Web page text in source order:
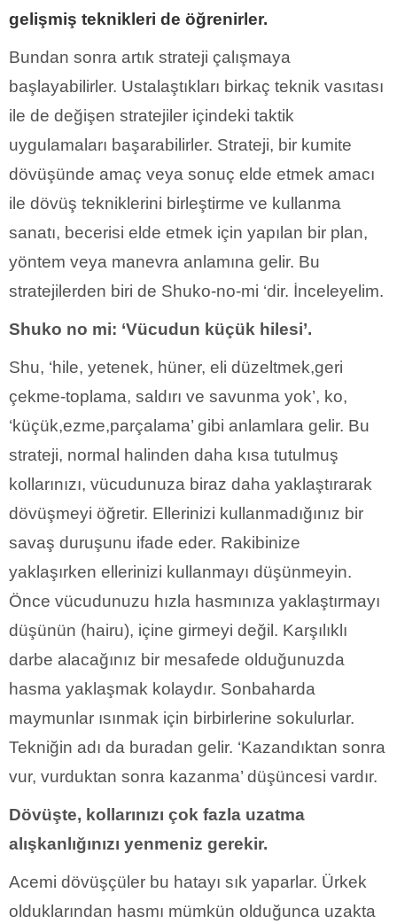
gelişmiş teknikleri de öğrenirler.
Bundan sonra artık strateji çalışmaya
başlayabilirler. Ustalaştıkları birkaç teknik vasıtası
ile de değişen stratejiler içindeki taktik
uygulamaları başarabilirler. Strateji, bir kumite
dövüşünde amaç veya sonuç elde etmek amacı
ile dövüş tekniklerini birleştirme ve kullanma
sanatı, becerisi elde etmek için yapılan bir plan,
yöntem veya manevra anlamına gelir. Bu
stratejilerden biri de Shuko-no-mi ‘dir. İnceleyelim.
Shuko no mi: ‘Vücudun küçük hilesi’.
Shu, ‘hile, yetenek, hüner, eli düzeltmek,geri
çekme-toplama, saldırı ve savunma yok’, ko,
‘küçük,ezme,parçalama’ gibi anlamlara gelir. Bu
strateji, normal halinden daha kısa tutulmuş
kollarınızı, vücudunuza biraz daha yaklaştırarak
dövüşmeyi öğretir. Ellerinizi kullanmadığınız bir
savaş duruşunu ifade eder. Rakibinize
yaklaşırken ellerinizi kullanmayı düşünmeyin.
Önce vücudunuzu hızla hasmınıza yaklaştırmayı
düşünün (hairu), içine girmeyi değil. Karşılıklı
darbe alacağınız bir mesafede olduğunuzda
hasma yaklaşmak kolaydır. Sonbaharda
maymunlar ısınmak için birbirlerine sokulurlar.
Tekniğin adı da buradan gelir. ‘Kazandıktan sonra
vur, vurduktan sonra kazanma’ düşüncesi vardır.
Dövüşte, kollarınızı çok fazla uzatma
alışkanlığınızı yenmeniz gerekir.
Acemi dövüşçüler bu hatayı sık yaparlar. Ürkek
olduklarından hasmı mümkün olduğunca uzakta